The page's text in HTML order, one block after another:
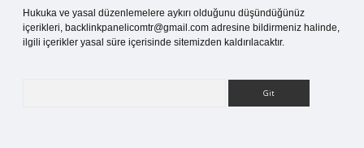
Hukuka ve yasal düzenlemelere aykırı olduğunu düşündüğünüz
içerikleri, backlinkpanelicomtr@gmail.com adresine bildirmeniz halinde,
ilgili içerikler yasal süre içerisinde sitemizden kaldırılacaktır.